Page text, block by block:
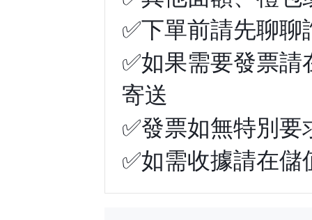
✅下單前請先聊
✅如果需要發票
寄送
✅發票如無特別
✅如需收據請在